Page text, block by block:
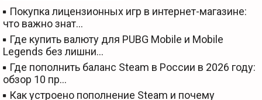
Покупка лицензионных игр в интернет-магазине:
что важно знат…
Где купить валюту для PUBG Mobile и Mobile
Legends без лишни…
Где пополнить баланс Steam в России в 2026 году:
обзор 10 пр…
Как устроено пополнение Steam и почему